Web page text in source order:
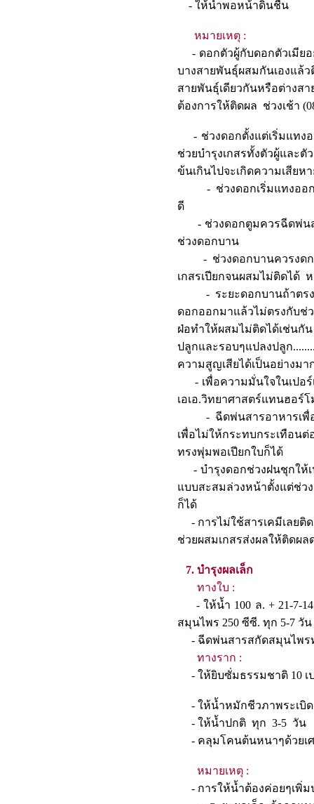
- ให้น้ำพอหน้าดิน
หมายเหตุ :
- ดอกตัวผู้กับดอกตัวเมียอ
บางสายพันธุ์ผสมกันเองแล้
สายพันธุ์เดียวกันหรือต่างส
ต้องการให้ติดผล ช่วงเช้า
- ช่วงดอกตั้งแต่เริ่มแทงอ
ช่วยบำรุงเกสรทั้งตัวผู้และ
ข้นเกินไปจะเกิดความเสียห
- ช่วงดอกเริ่มแทงออก
ดี
- ช่วงดอกตูมควรฉีดพ่นส
ช่วงดอกบาน
- ช่วงดอกบานควรงดการ
เกสรเปียกจนผสมไม่ติด
- ระยะดอกบานถ้าตรงกั
ดอกออกมาแล้วไม่ตรงกับช่
ฝ่อทำให้ผสมไม่ติดได้เช่น
ปลูกและรอบๆแปลงปลูก
ความสูญเสียได้เป็นอ
- เพื่อความมั่นใจในเปอร์
เอเอ.วิทยาศาสตร์แทนฮ
- ฉีดพ่นสารอาหารเพื่อบ
เพื่อไม่ให้กระทบกระเทือ
ทรงพุ่มพอเปียกใบก็
- บำรุงดอกช่วงฝนชุกให้เ
แบบสะสมล่วงหน้าตั้งแต่
ก็ได้
- การไม่ใช้สารเคมีเลยติ
ช่วยผสมเกสรส่งผลให้ติด
7. บำรุงผลเล็ก
ทางใบ :
- ให้น้ำ 100 ล. + 21-7-14
สมุนไพร 250 ซีซี. ทุก 5-7 วั
- ฉีดพ่นสารสกัดสมุ
ทางราก :
- ให้ยิบซั่มธรรมชาติ 10 เ
- ให้น้ำหมักชีวภาพระเบิดเ
- ให้น้ำปกติ ทุก
- คลุมโคนต้นหนาๆ
หมายเหตุ :
- การให้น้ำต้องค่อยๆเพิ่ม